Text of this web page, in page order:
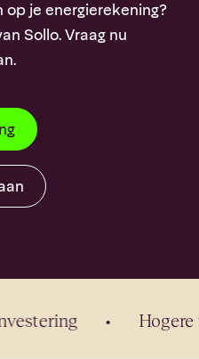
op je energierekening?
Sollo. Vraag nu
Hogere